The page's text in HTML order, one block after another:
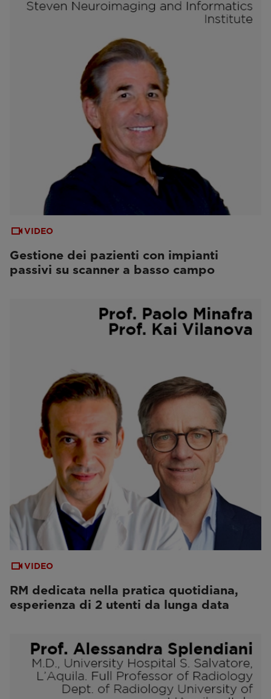
VIDEO
Gestione dei pazienti con impianti
passivi su scanner a basso campo
VIDEO
RM dedicata nella pratica quotidiana,
esperienza di 2 utenti da lunga data